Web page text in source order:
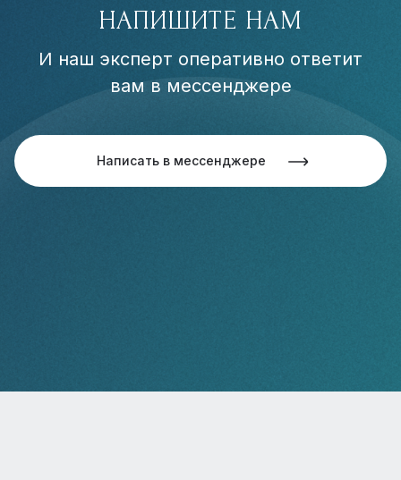
НАПИШИТЕ НАМ
И наш эксперт оперативно ответит
вам в мессенджере
Написать в мессенджере